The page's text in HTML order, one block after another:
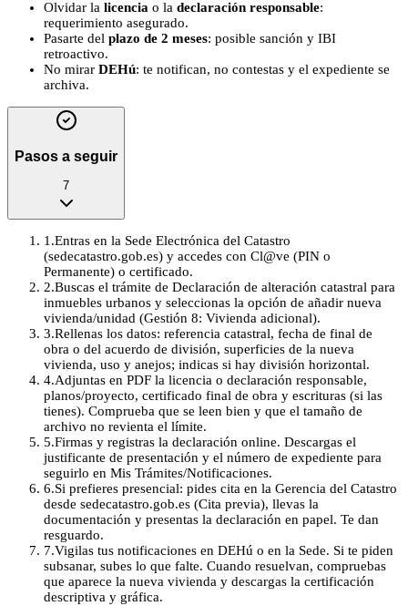
Olvidar la licencia o la declaración responsable:
requerimiento asegurado.
Pasarte del plazo de 2 meses: posible sanción y IBI
retroactivo.
No mirar DEHú: te notifican, no contestas y el expediente se
archiva.
Pasos a seguir
7
1 .Entras en la Sede Electrónica del Catastro
(sedecatastro.gob.es) y accedes con Cl@ve (PIN o
Permanente) o certificado.
2.Buscas el trámite de Declaración de alteración catastral para
inmuebles urbanos y seleccionas la opción de añadir nueva
vivienda/unidad (Gestión 8: Vivienda adicional).
3.Rellenas los datos: referencia catastral, fecha de final de
obra o del acuerdo de división, superficies de la nueva
vivienda, uso y anejos; indicas si hay división horizontal.
4.Adjuntas en PDF la licencia o declaración responsable,
planos/proyecto, certificado final de obra y escrituras (si las
tienes). Comprueba que se leen bien y que el tamaño de
archivo no revienta el límite.
5.Firmas y registras la declaración online. Descargas el
justificante de presentación y el número de expediente para
seguirlo en Mis Trámites/Notificaciones.
6.Si prefieres presencial: pides cita en la Gerencia del Catastro
desde sedecatastro.gob.es (Cita previa), llevas la
documentación y presentas la declaración en papel. Te dan
resguardo.
7.Vigilas tus notificaciones en DEHú o en la Sede. Si te piden
subsanar, subes lo que falte. Cuando resuelvan, compruebas
que aparece la nueva vivienda y descargas la certificación
descriptiva y gráfica.